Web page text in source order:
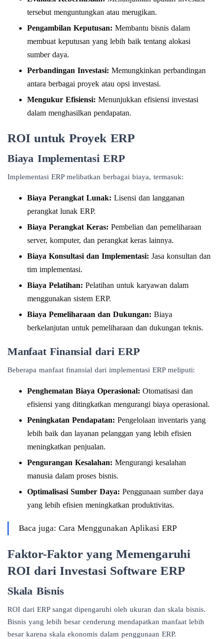
tersebut menguntungkan atau merugikan.
Pengambilan Keputusan: Membantu bisnis dalam
membuat keputusan yang lebih baik tentang alokasi
sumber daya.
Perbandingan Investasi: Memungkinkan perbandingan
antara berbagai proyek atau opsi investasi.
Mengukur Efisiensi: Menunjukkan efisiensi investasi
dalam menghasilkan pendapatan.
ROI untuk Proyek ERP
Biaya Implementasi ERP
Implementasi ERP melibatkan berbagai biaya, termasuk:
Biaya Perangkat Lunak: Lisensi dan langganan
perangkat lunak ERP.
Biaya Perangkat Keras: Pembelian dan pemeliharaan
server, komputer, dan perangkat keras lainnya.
Biaya Konsultasi dan Implementasi: Jasa konsultan dan
tim implementasi.
Biaya Pelatihan: Pelatihan untuk karyawan dalam
menggunakan sistem ERP.
Biaya Pemeliharaan dan Dukungan: Biaya
berkelanjutan untuk pemeliharaan dan dukungan teknis.
Manfaat Finansial dari ERP
Beberapa manfaat finansial dari implementasi ERP meliputi:
Penghematan Biaya Operasional: Otomatisasi dan
efisiensi yang ditingkatkan mengurangi biaya operasional.
Peningkatan Pendapatan: Pengelolaan inventaris yang
lebih baik dan layanan pelanggan yang lebih efisien
meningkatkan penjualan.
Pengurangan Kesalahan: Mengurangi kesalahan
manusia dalam proses bisnis.
Optimalisasi Sumber Daya: Penggunaan sumber daya
yang lebih efisien meningkatkan produktivitas.
Baca juga: Cara Menggunakan Aplikasi ERP
Faktor-Faktor yang Memengaruhi
ROI dari Investasi Software ERP
Skala Bisnis
ROI dari ERP sangat dipengaruhi oleh ukuran dan skala bisnis.
Bisnis yang lebih besar cenderung mendapatkan manfaat lebih
besar karena skala ekonomis dalam penggunaan ERP.